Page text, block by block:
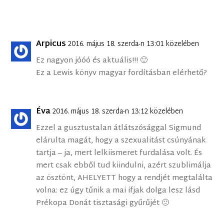
Arpicus 2016. május 18. szerda-n 13:01 közelében
Ez nagyon jóóó és aktuális!!! 🙂
Ez a Lewis könyv magyar fordításban elérhető?
Éva2016. május 18. szerda-n 13:12 közelében
Ezzel a gusztustalan átlátszósággal Sigmund
elárulta magát, hogy a szexualitást csúnyának
tartja – ja, mert lelkiismeret furdalása volt. És
mert csak ebből tud kiindulni, azért szublimálja
az ösztönt, AHELYETT hogy a rendjét megtalálta
volna: ez úgy tűnik a mai ifjak dolga lesz lásd
Prékopa Donát tisztasági gyűrűjét 🙂